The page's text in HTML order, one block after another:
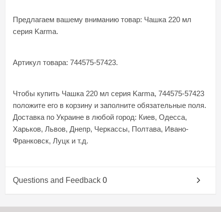
Предлагаем вашему вниманию товар: Чашка 220 мл
серия Karma.
Артикул товара: 744575-57423.
Чтобы купить Чашка 220 мл серия Karma, 744575-57423
положите его в корзину и заполните обязательные поля.
Доставка по Украине в любой город: Киев, Одесса,
Харьков, Львов, Днепр, Черкассы, Полтава, Ивано-
Франковск, Луцк и т.д.
Questions and Feedback 0